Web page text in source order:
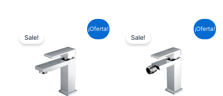
¡Oferta!
Sale!
original
era:
87,12 €.
precio
es:
64,49 €.
¡Oferta!
Sale!
era:
88,33 €.
precio
es:
65,39 €.